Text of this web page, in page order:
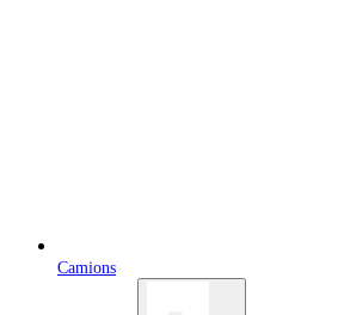
Camions